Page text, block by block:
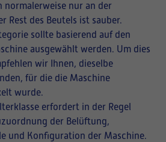
normalerweise nur an der
Rest des Beutels ist sauber.
sollte basierend auf den
ausgewählt werden. Um dies
wir Ihnen, dieselbe
für die die Maschine
wurde.
erfordert in der Regel
der Belüftung,
und Konfiguration der Maschine.